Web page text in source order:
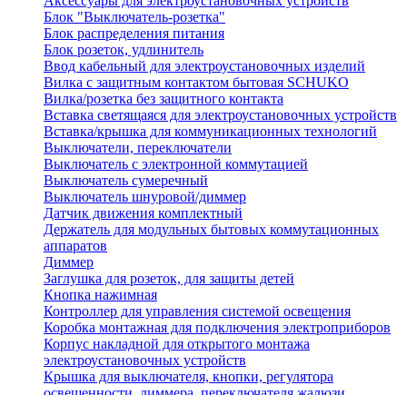
Блок "Выключатель-розетка"
Блок распределения питания
Блок розеток, удлинитель
Ввод кабельный для электроустановочных изделий
Вилка с защитным контактом бытовая SCHUKO
Вилка/розетка без защитного контакта
Вставка светящаяся для электроустановочных устройств
Вставка/крышка для коммуникационных технологий
Выключатели, переключатели
Выключатель с электронной коммутацией
Выключатель сумеречный
Выключатель шнуровой/диммер
Датчик движения комплектный
Держатель для модульных бытовых коммутационных
аппаратов
Диммер
Заглушка для розеток, для защиты детей
Кнопка нажимная
Контроллер для управления системой освещения
Коробка монтажная для подключения электроприборов
Корпус накладной для открытого монтажа
электроустановочных устройств
Крышка для выключателя, кнопки, регулятора